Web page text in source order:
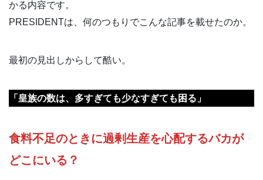
かる内容です。
PRESIDENTは、何のつもりでこんな記事を載せたのか。
最初の見出しからして酷い。
「皇族の数は、多すぎても少なすぎても困る」
食料不足のときに過剰生産を心配するバカが
どこにいる？